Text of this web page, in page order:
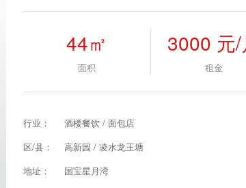
44㎡
面积
3000 元/
租金
行业：
酒楼餐饮 / 面包店
区/县：
高新园 / 凌水龙王塘
地址：
国宝星月湾